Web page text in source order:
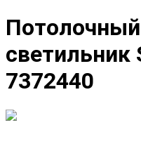
светильник
7372440